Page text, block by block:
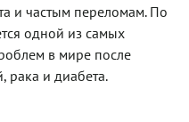
и частым переломам. По
одной из самых
в мире после
рака и диабета.